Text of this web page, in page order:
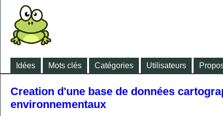
Idées Mots clés Catégories Utilisateurs
Creation d'une base de données
environnementaux